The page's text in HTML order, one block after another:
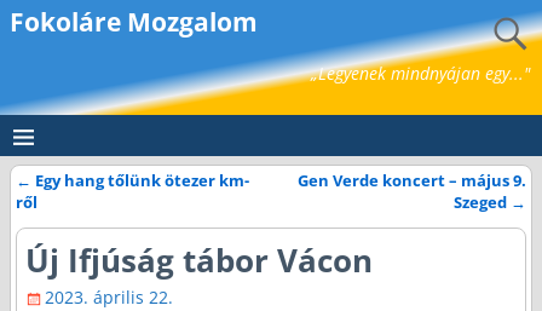
Fokoláre Mozgalom
„Legyenek mindnyájan egy..."
Bejegyzés navigáció
← Egy hang tőlünk ötezer km-
ről
Gen Verde koncert – május 9.
Szeged →
Új Ifjúság tábor Vácon
2023. április 22.